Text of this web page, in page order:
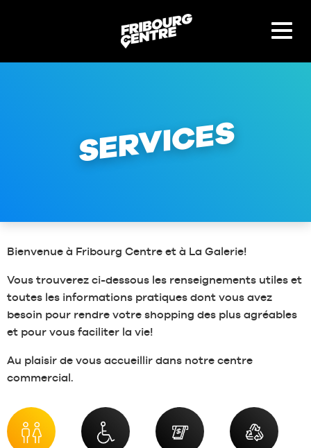
SERVICES
Bienvenue à Fribourg Centre et à La Galerie!
Vous trouverez ci-dessous les renseignements utiles et
toutes les informations pratiques dont vous avez
besoin pour rendre votre shopping des plus agréables
et pour vous faciliter la vie!
Au plaisir de vous accueillir dans notre centre
commercial.